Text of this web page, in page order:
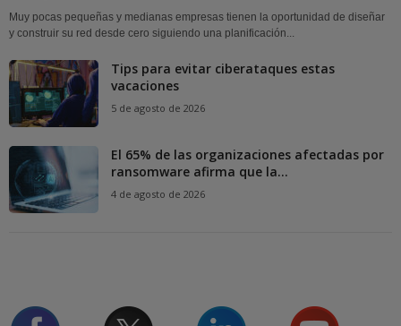
Muy pocas pequeñas y medianas empresas tienen la oportunidad de diseñar
y construir su red desde cero siguiendo una planificación...
Tips para evitar ciberataques estas
vacaciones
5 de agosto de 2026
El 65% de las organizaciones afectadas por
ransomware afirma que la...
4 de agosto de 2026